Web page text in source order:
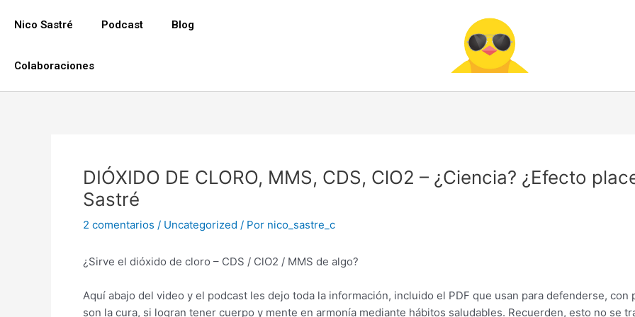
Nico Sastré Podcast Blog
Colaboraciones
DIÓXIDO DE CLORO, MMS, CDS, ClO2 – ¿Ciencia? ¿Efecto
Sastré
2 comentarios / Uncategorized / Por nico_sastre_c
¿Sirve el dióxido de cloro – CDS / ClO2 / MMS de algo?
Aquí abajo del video y el podcast les dejo toda la información, incluido el PDF que usan para defenderse,
son la cura, si logran tener cuerpo y mente en armonía mediante hábitos saludables. Recuerden, esto no se
entradas